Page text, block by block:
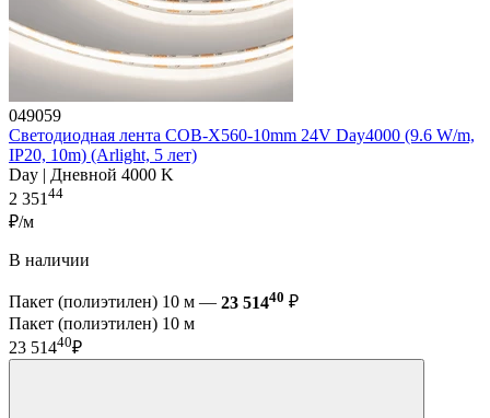
049059
Светодиодная лента COB-X560-10mm 24V Day4000 (9.6 W/m,
IP20, 10m) (Arlight, 5 лет)
Day | Дневной 4000 K
2 35144
₽/м
В наличии
Пакет (полиэтилен) 10 м — 23 51440 ₽
Пакет (полиэтилен) 10 м
23 51440₽